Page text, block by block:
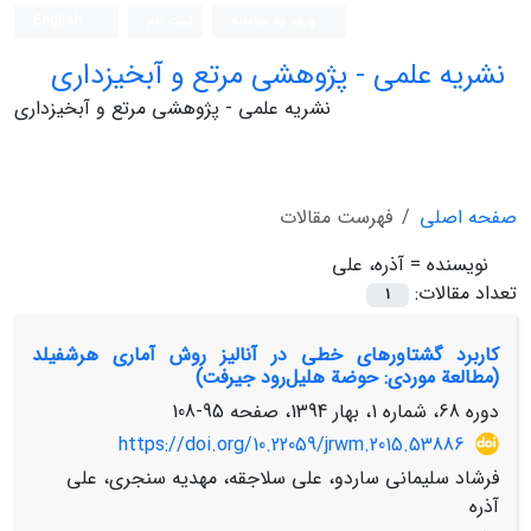
نشریه علمی - پژوهشی مرتع و آبخیزداری
نشریه علمی - پژوهشی مرتع و آبخیزداری
صفحه اصلی
فهرست مقالات
نویسنده = آذره، علی
تعداد مقالات:
1
کاربرد گشتاور‏های خطی در آنالیز روش آماری هرشفیلد
(مطالعة موردی: حوضة هلیل‌رود جیرفت)
دوره 68، شماره 1، بهار 1394، صفحه
95-108
https://doi.org/10.22059/jrwm.2015.53886
فرشاد سلیمانی ساردو، علی سلاجقه، مهدیه سنجری، علی
آذره